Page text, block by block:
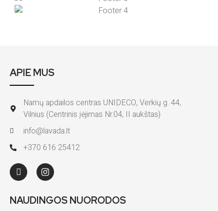
APIE MUS
Namų apdailos centras UNIDECO, Verkių g. 44,
Vilnius (Centrinis įėjimas Nr.04, II aukštas)
info@lavada.lt
+370 616 25412
NAUDINGOS NUORODOS